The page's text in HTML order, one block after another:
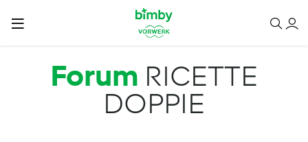
Salta al contenuto principale
Forum RICETTE
DOPPIE